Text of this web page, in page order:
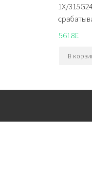
1X/
5618€
В